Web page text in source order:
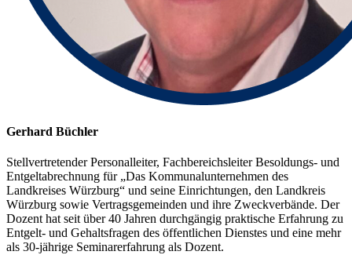
Gerhard Büchler
Stellvertretender Personalleiter, Fachbereichsleiter Besoldungs- und
Entgeltabrechnung für „Das Kommunalunternehmen des
Landkreises Würzburg“ und seine Einrichtungen, den Landkreis
Würzburg sowie Vertragsgemeinden und ihre Zweckverbände. Der
Dozent hat seit über 40 Jahren durchgängig praktische Erfahrung zu
Entgelt- und Gehaltsfragen des öffentlichen Dienstes und eine mehr
als 30-jährige Seminarerfahrung als Dozent.